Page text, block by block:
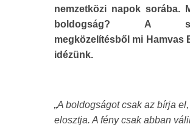
nemzetközi napok sorába.
boldogság? A
megközelítésből mi Hamvas
idézünk.
„A boldogságot csak az bírja
elosztja. A fény csak abban